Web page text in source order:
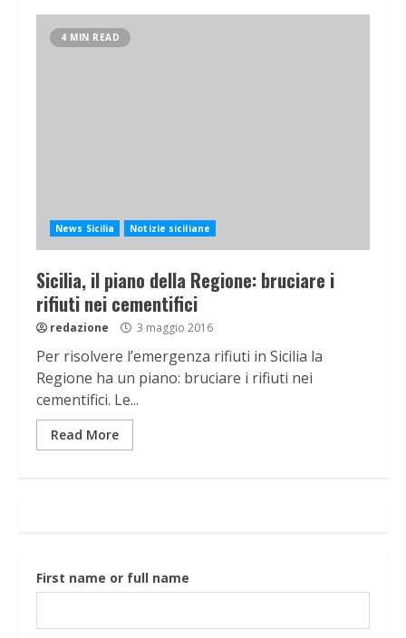
4 MIN READ
News Sicilia Notizie siciliane
Sicilia, il piano della Regione: bruciare i
rifiuti nei cementifici
redazione 3 maggio 2016
Per risolvere l’emergenza rifiuti in Sicilia la
Regione ha un piano: bruciare i rifiuti nei
cementifici. Le...
Read More
First name or full name